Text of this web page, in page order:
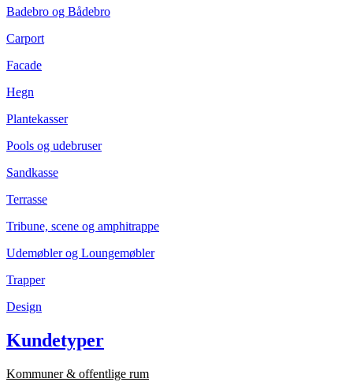
Badebro og Bådebro
Carport
Facade
Hegn
Plantekasser
Pools og udebruser
Sandkasse
Terrasse
Tribune, scene og amphitrappe
Udemøbler og Loungemøbler
Trapper
Design
Kundetyper
Kommuner & offentlige rum